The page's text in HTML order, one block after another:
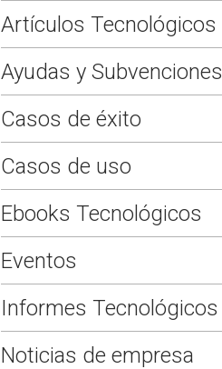
Artículos Tecnológicos
Ayudas y Subvenciones
Casos de éxito
Casos de uso
Ebooks Tecnológicos
Eventos
Informes Tecnológicos
Noticias de empresa